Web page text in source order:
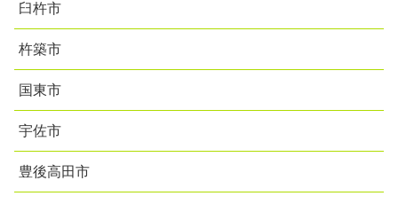
臼杵市
杵築市
国東市
宇佐市
豊後高田市